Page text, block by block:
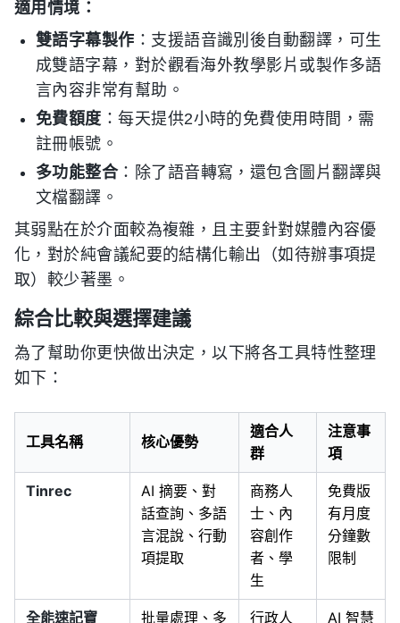
適用情境：
雙語字幕製作 ：支援語音識別後自動翻譯，可生
成雙語字幕，對於觀看海外教學影片或製作多語
言內容非常有幫助。
免費額度 ：每天提供2小時的免費使用時間，需
註冊帳號。
多功能整合：除了語音轉寫，還包含圖片翻譯與
文檔翻譯。
其弱點在於介面較為複雜，且主要針對媒體內容優
化，對於純會議紀要的結構化輸出（如待辦事項提
取）較少著墨。
綜合比較與選擇建議
為了幫助你更快做出決定，以下將各工具特性整理
如下：
工具名稱 核心優勢
適合人
群
注意事
項
Tinrec
AI 摘要、對
話查詢、多語
言混說、行動
項提取
商務人
士、內
容創作
者、學
生
免費版
有月度
分鐘數
限制
全能速記寶 批量處理、多 行政人 AI 智慧